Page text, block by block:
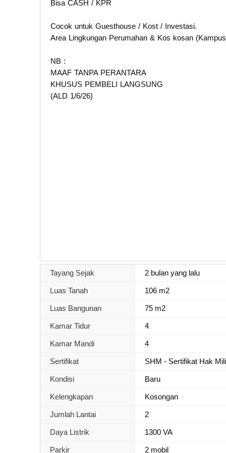
Bisa CASH / KPR
Cocok untuk Guesthouse / Kost / Investasi.
Area Lingkungan Perumahan & Kos kosan
NB :
MAAF TANPA PERANTARA
KHUSUS PEMBELI LANGSUNG
(ALD 1/6/26)
Tayang Sejak 2 bulan yang lalu
Luas Tanah 106 m2
Luas Bangunan 75 m2
Kamar Tidur 4
Kamar Mandi 4
Sertifikat SHM - Sertifikat Hak
Kondisi Baru
Kelengkapan Kosongan
Jumlah Lantai 2
Daya Listrik 1300 VA
Parkir 2 mobil